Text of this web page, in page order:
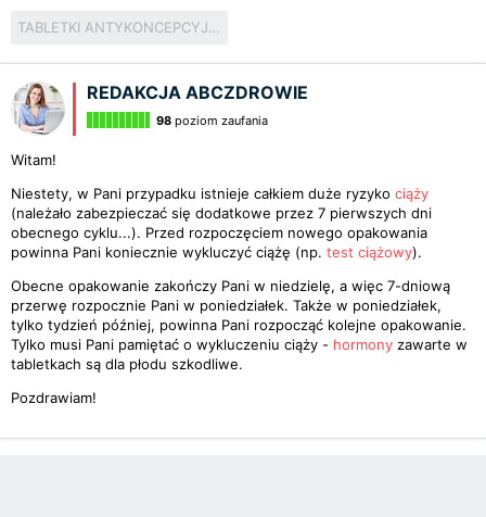
TABLETKI ANTYKONCEPCYJNE
REDAKCJA ABCZDROWIE
98 poziom zaufania
Witam!
Niestety, w Pani przypadku istnieje całkiem duże ryzyko ciąży
(należało zabezpieczać się dodatkowe przez 7 pierwszych dni
obecnego cyklu...). Przed rozpoczęciem nowego opakowania
powinna Pani koniecznie wykluczyć ciążę (np. test ciążowy).
Obecne opakowanie zakończy Pani w niedzielę, a więc 7-dniową
przerwę rozpocznie Pani w poniedziałek. Także w poniedziałek,
tylko tydzień później, powinna Pani rozpocząć kolejne opakowanie.
Tylko musi Pani pamiętać o wykluczeniu ciąży - hormony zawarte w
tabletkach są dla płodu szkodliwe.
Pozdrawiam!